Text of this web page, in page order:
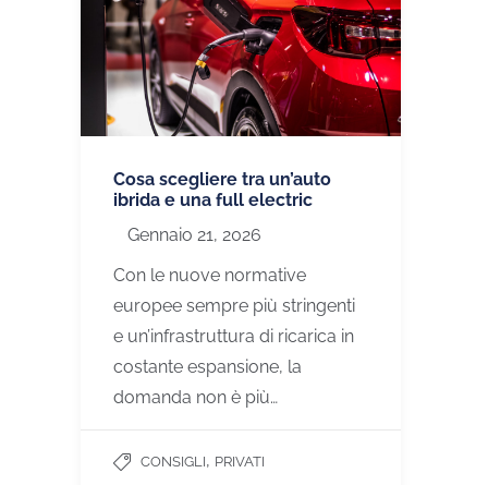
Cosa scegliere tra un’auto
ibrida e una full electric
Gennaio 21, 2026
Con le nuove normative
europee sempre più stringenti
e un’infrastruttura di ricarica in
costante espansione, la
domanda non è più…
CONSIGLI, PRIVATI